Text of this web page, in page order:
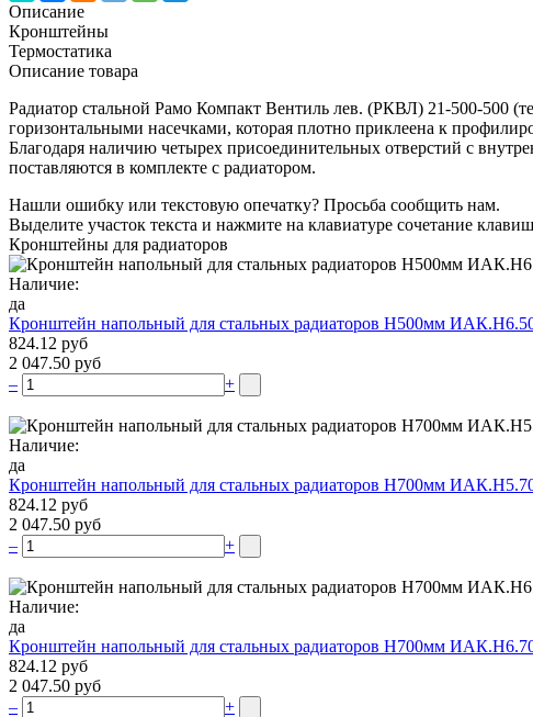
Описание
Кронштейны
Термостатика
Описание товара
Радиатор стальной Рамо Компакт Вентиль лев. (РКВЛ) 21-500-500
горизонтальными насечками, которая плотно приклеена к
Благодаря наличию четырех присоединительных отверстий с
поставляются в комплекте с радиатором.
Нашли ошибку или текстовую опечатку? Просьба сообщить нам.
Выделите участок текста и нажмите на клавиатуре сочетание
Кронштейны для радиаторов
Наличие:
да
Кронштейн напольный для стальных радиаторов Н500мм
824.12 руб
2 047.50 руб
–
+
Наличие:
да
Кронштейн напольный для стальных радиаторов Н700мм
824.12 руб
2 047.50 руб
–
+
Наличие:
да
Кронштейн напольный для стальных радиаторов Н700мм
824.12 руб
2 047.50 руб
–
+